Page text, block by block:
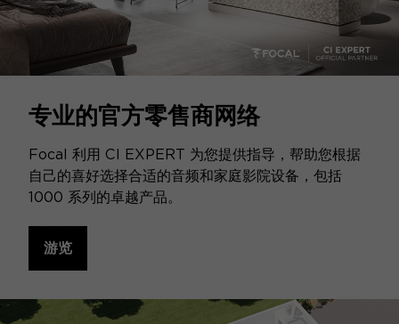
专业的官方零售商网络
Focal 利用 CI EXPERT 为您提供指导，帮助您根据
自己的喜好选择合适的音频和家庭影院设备，包括
1000 系列的卓越产品。
游览